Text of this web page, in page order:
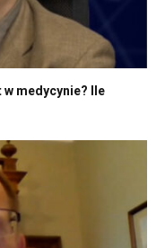
medycynie? Ile